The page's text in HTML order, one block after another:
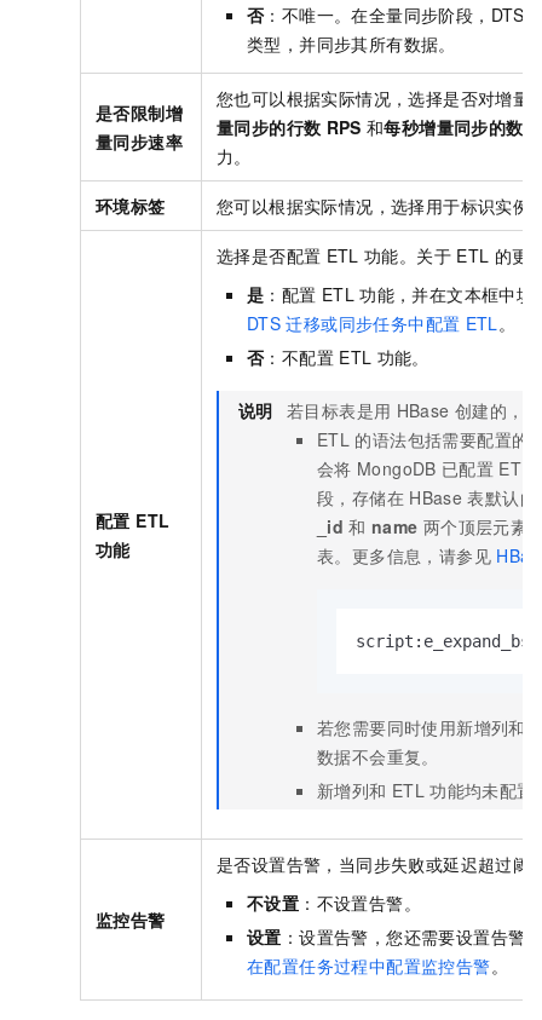
否：不唯一。在全量同步阶段，DTS
类型，并同步其所有数据。
是否限制增
量同步速率
您也可以根据实际情况，选择是否对增量
量同步的行数 RPS 和每秒增量同步的数
力。
环境标签 您可以根据实际情况，选择用于标识实例
配置 ETL
功能
选择是否配置 ETL 功能。关于 ETL 的更
是 ：配置 ETL 功能，并在文本框中填
DTS 迁移或同步任务中配置 ETL 。
否：不配置 ETL 功能。
说明 若目标表是用 HBase 创建的，
ETL 的语法包括需要配置的
会将 MongoDB 已配置 ETL
段，存储在 HBase 表默认的
_id 和 name 两个顶层元素
表。更多信息，请参见
若您需要同时使用新增列和
数据不会重复。
新增列和 ETL 功能均未配置
监控告警
是否设置告警，当同步失败或延迟超过阈
不设置 ：不设置告警。
设置 ：设置告警，您还需要设置告警
在配置任务过程中配置监控告警。